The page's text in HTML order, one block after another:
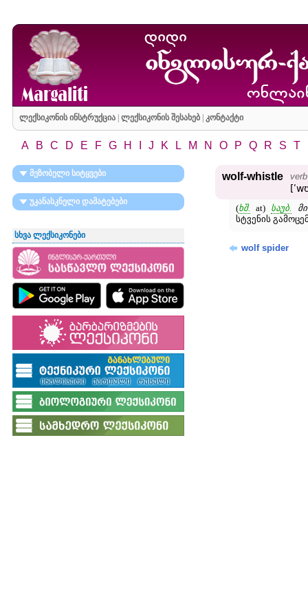
ლექსიკონის ინსტრუქცია| ლექსიკონის შესახებ| კონტაქტი
A B C D E F G H J K L M N O P Q R S T
მეზობელი სიტყვები
უკანასკნელი დამატებები
სხვა ლექსიკონები
wolf-whistle verb
(ხშ. at) საუბ.
სტვენის
wolf spider